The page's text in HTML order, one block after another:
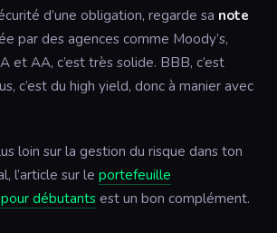
d’une obligation, regarde sa note
par des agences comme Moody’s,
et AA, c’est très solide. BBB, c’est
c’est du high yield, donc à manier avec
loin sur la gestion du risque dans ton
l’article sur le portefeuille
débutants est un bon complément.